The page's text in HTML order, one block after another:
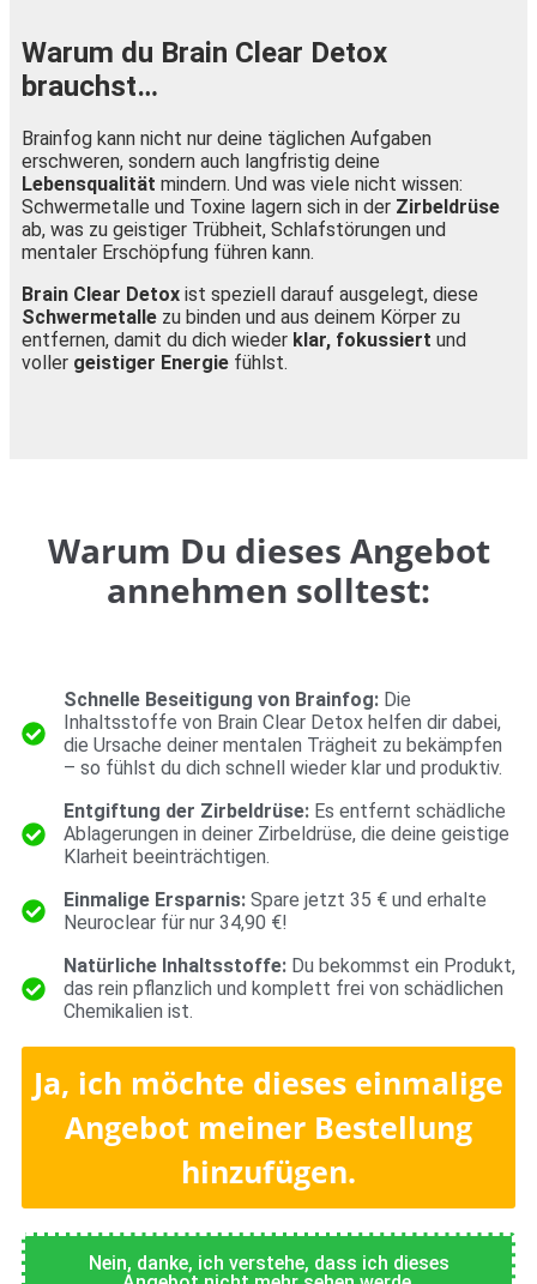
Warum du Brain Clear Detox
brauchst…
Brainfog kann nicht nur deine täglichen Aufgaben
erschweren, sondern auch langfristig deine
Lebensqualität mindern. Und was viele nicht wissen:
Schwermetalle und Toxine lagern sich in der Zirbeldrüse
ab, was zu geistiger Trübheit, Schlafstörungen und
mentaler Erschöpfung führen kann.
Brain Clear Detox ist speziell darauf ausgelegt, diese
Schwermetalle zu binden und aus deinem Körper zu
entfernen, damit du dich wieder klar, fokussiert und
voller geistiger Energie fühlst.
Warum Du dieses Angebot
annehmen solltest:
Schnelle Beseitigung von Brainfog: Die
Inhaltsstoffe von Brain Clear Detox helfen dir dabei,
die Ursache deiner mentalen Trägheit zu bekämpfen
– so fühlst du dich schnell wieder klar und produktiv.
Entgiftung der Zirbeldrüse: Es entfernt schädliche
Ablagerungen in deiner Zirbeldrüse, die deine geistige
Klarheit beeinträchtigen.
Einmalige Ersparnis: Spare jetzt 35 € und erhalte
Neuroclear für nur 34,90 €!
Natürliche Inhaltsstoffe: Du bekommst ein Produkt,
das rein pflanzlich und komplett frei von schädlichen
Chemikalien ist.
Ja, ich möchte dieses einmalige
Angebot meiner Bestellung
hinzufügen.
Nein, danke, ich verstehe, dass ich dieses